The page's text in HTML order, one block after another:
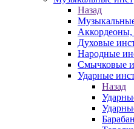
Назад
Духовые
Народные
Смычковые
Ударные
Назад